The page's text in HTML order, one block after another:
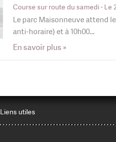
Course sur route du samedi- Le
Le parc Maisonneuve attend
anti-horaire) et à 10h00…
En savoir plus »
Liens utiles